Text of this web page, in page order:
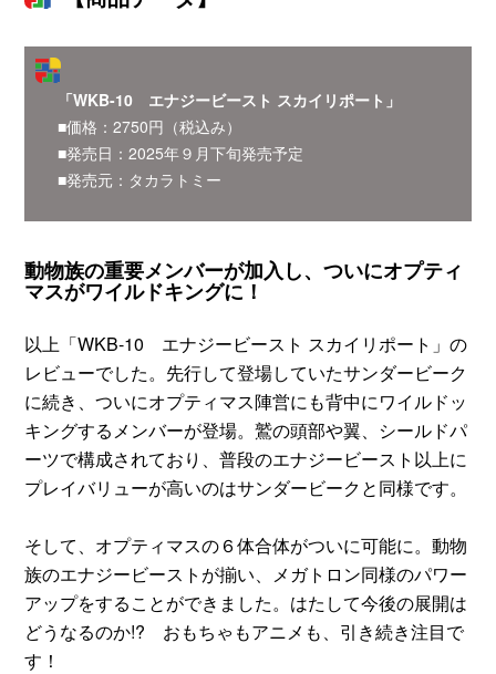
「WKB-10 エナジービースト スカイリポート」
■価格：2750円（税込み）
■発売日：2025年９月下旬発売予定
■発売元：タカラトミー
動物族の重要メンバーが加入し、ついにオプティ
マスがワイルドキングに！
以上「WKB-10 エナジービースト スカイリポート」の
レビューでした。先行して登場していたサンダービーク
に続き、ついにオプティマス陣営にも背中にワイルドッ
キングするメンバーが登場。鷲の頭部や翼、シールドパ
ーツで構成されており、普段のエナジービースト以上に
プレイバリューが高いのはサンダービークと同様です。
そして、オプティマスの６体合体がついに可能に。動物
族のエナジービーストが揃い、メガトロン同様のパワー
アップをすることができました。はたして今後の展開は
どうなるのか!? おもちゃもアニメも、引き続き注目で
す！